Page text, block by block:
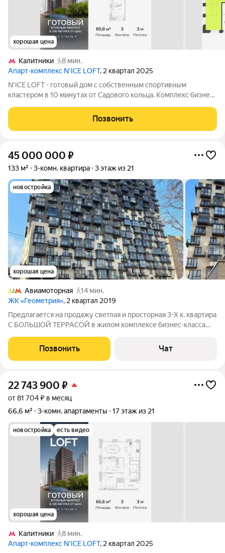
хорошая цена
Калитники
8 мин.
Апарт-комплекс N’ICE LOFT, 2 квартал 2025
N'ICE LOFT - готовый дом с собственным спортивным
кластером в 10 минутах от Садового кольца. Комплекс бизнес-
компания КОЛДИ, представляет собой знаковое жилое
пространство, на территории которого
Позвонить
45 000 000 ₽
133 м² 3-комн. квартира 3 этаж из 21
новостройка
хорошая цена
Авиамоторная
14 мин.
ЖК «Геометрия», 2 квартал 2019
Предлагается на продажу светлая и просторная 3-Х к. квартира
С БОЛЬШОЙ ТЕРРАСОЙ в жилом комплексе бизнес-класса
этажного дома, построен по индивидуальному проекту с
соблюдением всех норм и
Позвонить Чат
22 743 900 ₽
от 81 704 ₽ в месяц
66,6 м²
3-комн. апартаменты 17 этаж из 21
новостройка есть видео
хорошая цена
Калитники
8 мин.
Апарт-комплекс N’ICE LOFT, 2 квартал 2025